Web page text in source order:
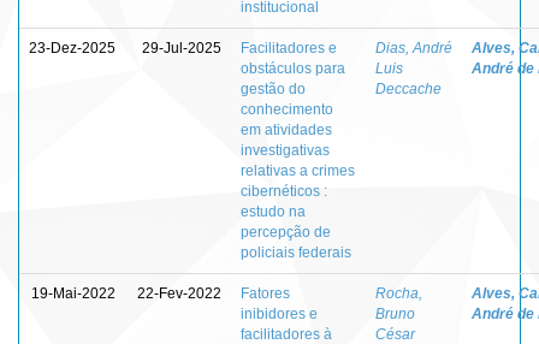
institucional
23-Dez-2025 29-Jul-2025
Facilitadores e
obstáculos para
gestão do
conhecimento
em atividades
investigativas
relativas a crimes
cibernéticos :
estudo na
percepção de
policiais federais
Dias, André
Luis
Deccache
Alves,
André de
19-Mai-2022 22-Fev-2022
Fatores
inibidores e
facilitadores à
Rocha,
Bruno
César
Alves,
André de